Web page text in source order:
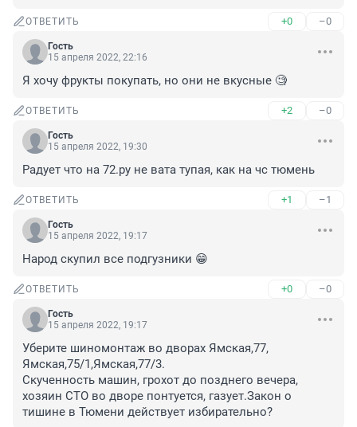
ОТВЕТИТЬ +0 –0
Гость
15 апреля 2022, 22:16
Я хочу фрукты покупать, но они не вкусные 🧐
ОТВЕТИТЬ +2 –0
Гость
15 апреля 2022, 19:30
Радует что на 72.ру не вата тупая, как на чс тюмень
ОТВЕТИТЬ +1 –1
Гость
15 апреля 2022, 19:17
Народ скупил все подгузники 😁
ОТВЕТИТЬ +0 –0
Гость
15 апреля 2022, 19:17
Уберите шиномонтаж во дворах Ямская,77,
Ямская,75/1,Ямская,77/3.
Скученность машин, грохот до позднего вечера,
хозяин СТО во дворе понтуется, газует.Закон о
тишине в Тюмени действует избирательно?